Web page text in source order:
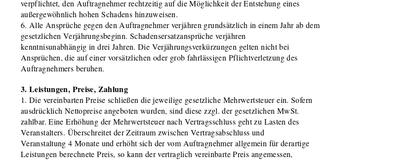
verpflichtet, den Auftragnehmer rechtzeitig auf die Möglichkeit der Entstehung eines
außergewöhnlich hohen Schadens hinzuweisen.
6. Alle Ansprüche gegen den Auftragnehmer verjähren grundsätzlich in einem Jahr ab dem
gesetzlichen Verjährungsbeginn. Schadensersatzansprüche verjähren
kenntnisunabhängig in drei Jahren. Die Verjährungsverkürzungen gelten nicht bei
Ansprüchen, die auf einer vorsätzlichen oder grob fahrlässigen Pflichtverletzung des
Auftragnehmers beruhen.
3. Leistungen, Preise, Zahlung
1. Die vereinbarten Preise schließen die jeweilige gesetzliche Mehrwertsteuer ein. Sofern
ausdrücklich Nettopreise angeboten wurden, sind diese zzgl. der gesetzlichen MwSt.
zahlbar. Eine Erhöhung der Mehrwertsteuer nach Vertragsschluss geht zu Lasten des
Veranstalters. Überschreitet der Zeitraum zwischen Vertragsabschluss und
Veranstaltung 4 Monate und erhöht sich der vom Auftragnehmer allgemein für derartige
Leistungen berechnete Preis, so kann der vertraglich vereinbarte Preis angemessen,